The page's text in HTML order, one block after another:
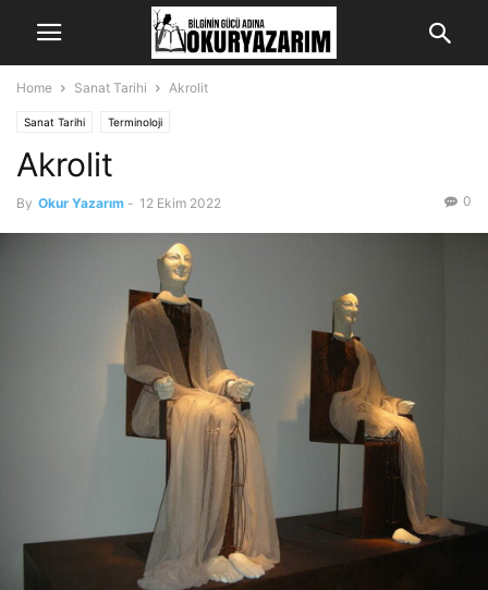
Home Sanat Tarihi Akrolit
Sanat Tarihi Terminoloji
Akrolit
By Okur Yazarım - 12 Ekim 2022 0